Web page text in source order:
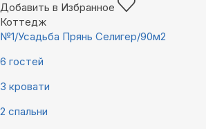
Добавить в Избранное
Коттедж
№1/Усадьба Прянь Селигер/90м2
6 гостей
3 кровати
2 спальни